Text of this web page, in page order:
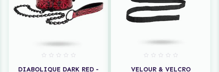
DIABOLIQUE DARK RED -
VELOUR & VELCRO